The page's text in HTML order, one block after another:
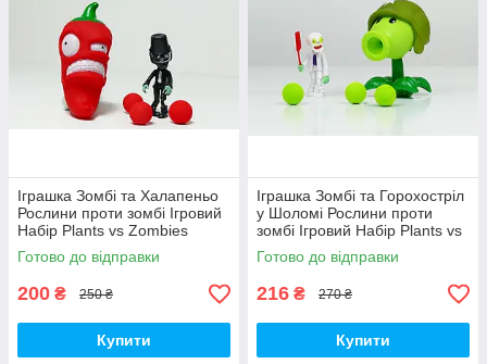
Іграшка Зомбі та Халапеньо
Рослини проти зомбі Ігровий
Набір Plants vs Zombies
(00226)
Готово до відправки
200 ₴ 250 ₴
Купити
Іграшка Зомбі та Горохостріл
у Шоломі Рослини проти
зомбі Ігровий Набір Plants vs
Zombies (00435)
Готово до відправки
216 ₴ 270 ₴
Купити